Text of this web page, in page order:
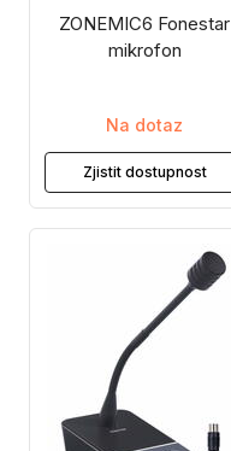
ZONEMIC6 Fonestar
mikrofon
Na dotaz
Zjistit dostupnost